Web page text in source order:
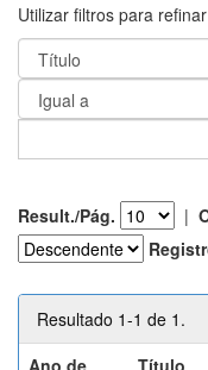
Utilizar filtros para
Result./Pág. |
Resultado 1-1 de 1.
Ano de
Título